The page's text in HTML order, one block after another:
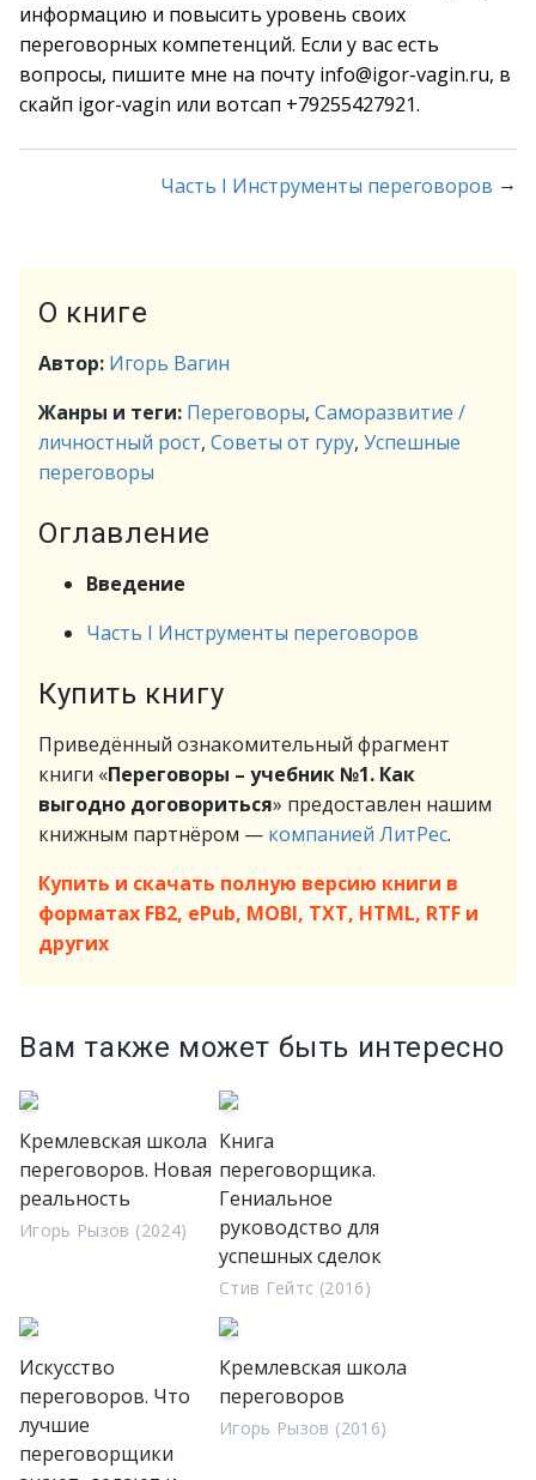
информацию и повысить уровень своих
переговорных компетенций. Если у вас есть
вопросы, пишите мне на почту info@igor-vagin.ru, в
скайп igor-vagin или вотсап +79255427921.
Часть I Инструменты переговоров →
О книге
Автор: Игорь Вагин
Жанры и теги: Переговоры, Саморазвитие /
личностный рост, Советы от гуру, Успешные
переговоры
Оглавление
Введение
Часть I Инструменты переговоров
Купить книгу
Приведённый ознакомительный фрагмент
книги «Переговоры – учебник №1. Как
выгодно договориться» предоставлен нашим
книжным партнёром — компанией ЛитРес.
Купить и скачать полную версию книги в
форматах FB2, ePub, MOBI, TXT, HTML, RTF и
других
Вам также может быть интересно
Кремлевская школа
переговоров. Новая
реальность
Игорь Рызов (2024)
Книга
переговорщика.
Гениальное
руководство для
успешных сделок
Стив Гейтс (2016)
Искусство
переговоров. Что
лучшие
переговорщики
Кремлевская школа
переговоров
Игорь Рызов (2016)